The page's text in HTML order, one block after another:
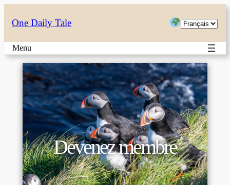
One Daily Tale
Choisir
langue
Menu
Devenez membre